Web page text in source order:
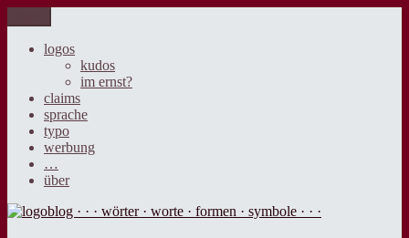
Inhalt
springen
logoblog · · · wörter · worte · formen · symbole · · ·
der blog über sprache, design und werbung.
logos
kudos
im ernst?
claims
sprache
typo
werbung
…
über